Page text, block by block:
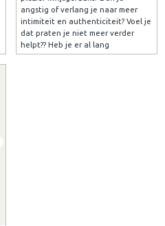
angstig of verlang je naar meer
intimiteit en authenticiteit? Voel je
dat praten je niet meer verder
helpt?? Heb je er al lang